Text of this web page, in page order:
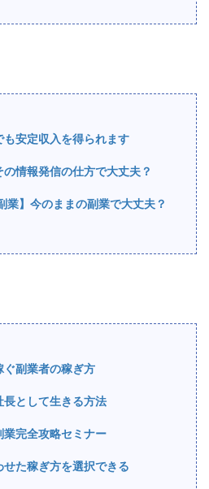
も安定収入を得られます
の情報発信の仕方で大丈夫？
業】今のままの副業で大丈夫？
ぐ副業者の稼ぎ方
として生きる方法
完全攻略セミナー
た稼ぎ方を選択できる